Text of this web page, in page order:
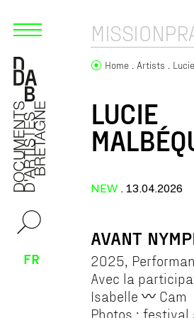
FR
MISSION
Home Artists
LUCIE
NEW . 13.04.2026
AVANT
2025,
Avec la
Isabelle 〰️ Cam
Photos : festival